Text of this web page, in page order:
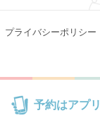
プライバシーポリシー
予約はアプ